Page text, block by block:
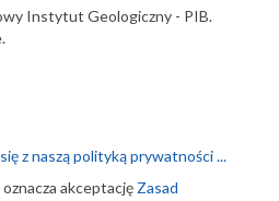
Instytut Geologiczny - PIB.
z naszą polityką prywatności ...
akceptację Zasad